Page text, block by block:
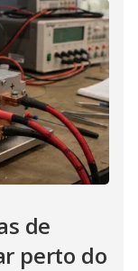
de
perto do